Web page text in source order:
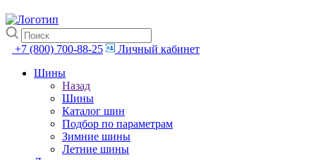
+7 (800) 700-88-25
Личный кабинет
Шины
Назад
Шины
Каталог шин
Подбор по параметрам
Зимние шины
Летние шины